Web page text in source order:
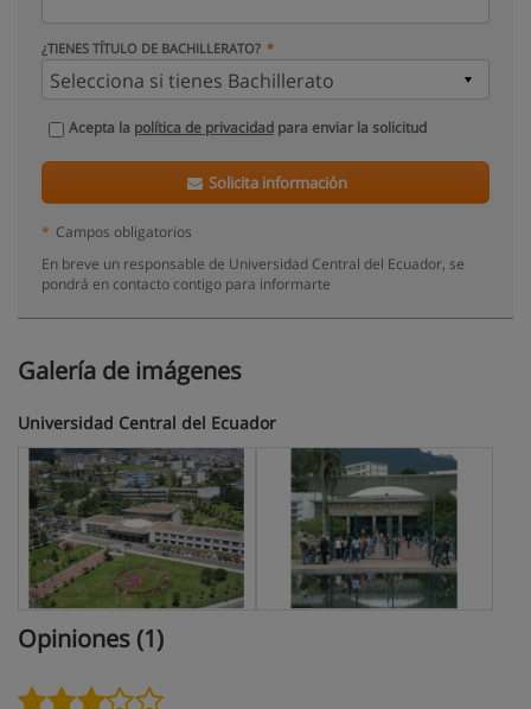
¿TIENES TÍTULO DE BACHILLERATO?
Acepta la política de privacidad para enviar la solicitud
Solicita información
* Campos obligatorios
En breve un responsable de Universidad Central del Ecuador, se
pondrá en contacto contigo para informarte
Galería de imágenes
Universidad Central del Ecuador
Opiniones (1)